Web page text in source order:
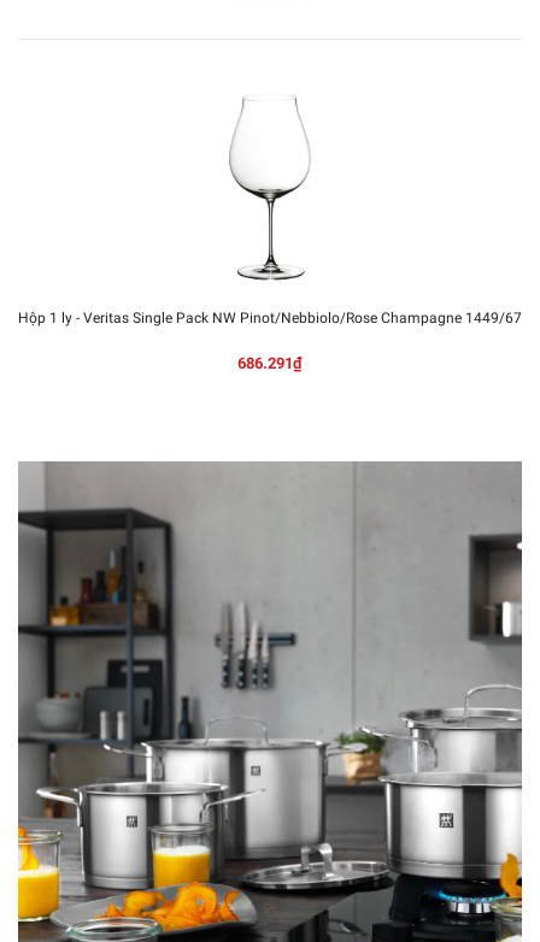
Hộp 1 ly - Veritas Single Pack NW Pinot/Nebbiolo/Rose Champagne 1449/67
686.291₫